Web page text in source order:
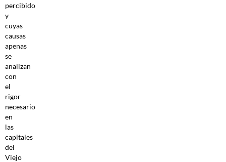
percibido
y
cuyas
causas
apenas
se
analizan
con
el
rigor
necesario
en
las
capitales
del
Viejo